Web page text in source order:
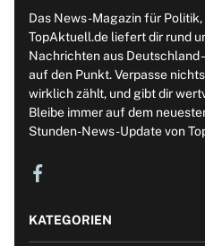
Das News-Magazin für
TopAktuell.de liefert dir rund
Nachrichten aus Deutschland
auf den Punkt. Verpasse
wirklich zählt, und gibt dir
Bleibe immer auf dem
Stunden-News-Update von
KATEGORIEN